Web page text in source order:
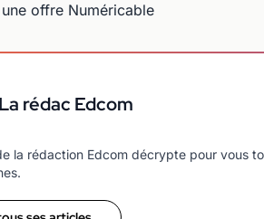
offre Numéricable
rédac Edcom
la rédaction Edcom décrypte pour vous